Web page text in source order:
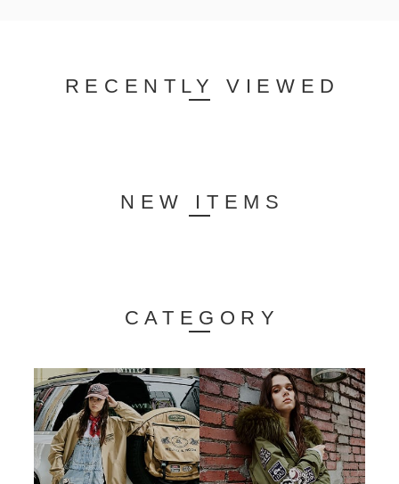
RECENTLY VIEWED
NEW ITEMS
CATEGORY